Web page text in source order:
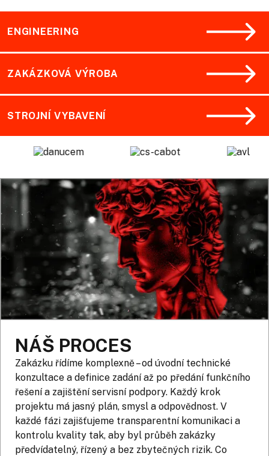
ENGINEERING
ZAKÁZKOVÁ VÝROBA
STROJNÍ VYBAVENÍ
NÁŠ PROCES
Zakázku řídíme komplexně – od úvodní technické
konzultace a definice zadání až po předání funkčního
řešení a zajištění servisní podpory. Každý krok
projektu má jasný plán, smysl a odpovědnost. V
každé fázi zajišťujeme transparentní komunikaci a
kontrolu kvality tak, aby byl průběh zakázky
předvídatelný, řízený a bez zbytečných rizik. Co